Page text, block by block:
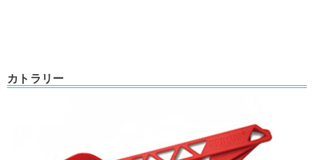
カトラリー